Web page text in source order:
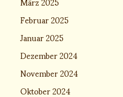
Februar 2025
Januar 2025
Dezember 2024
November 2024
Oktober 2024